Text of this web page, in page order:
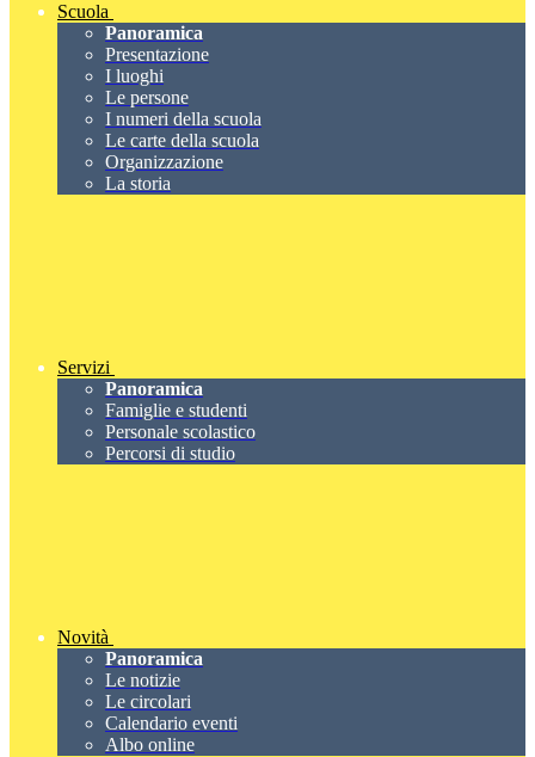
Scuola
Panoramica
Presentazione
I luoghi
Le persone
I numeri della scuola
Le carte della scuola
Organizzazione
La storia
Servizi
Panoramica
Famiglie e studenti
Personale scolastico
Percorsi di studio
Novità
Panoramica
Le notizie
Le circolari
Calendario eventi
Albo online